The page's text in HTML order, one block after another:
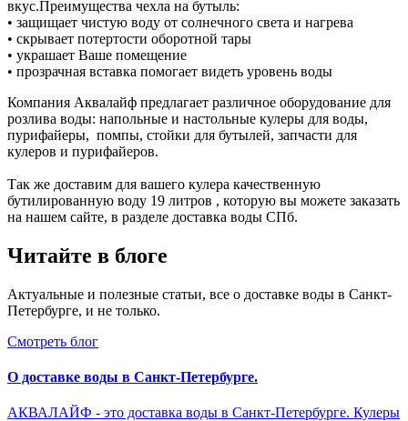
вкус.Преимущества чехла на бутыль:
• защищает чистую воду от солнечного света и нагрева
• скрывает потертости оборотной тары
• украшает Ваше помещение
• прозрачная вставка помогает видеть уровень воды
Компания Аквалайф предлагает различное оборудование для
розлива воды: напольные и настольные кулеры для воды,
пурифайеры, помпы, стойки для бутылей, запчасти для
кулеров и пурифайеров.
Так же доставим для вашего кулера качественную
бутилированную воду 19 литров , которую вы можете заказать
на нашем сайте, в разделе доставка воды СПб.
Читайте в блоге
Актуальные и полезные статьи, все о доставке воды в Санкт-
Петербурге, и не только.
Смотреть блог
О доставке воды в Санкт-Петербурге.
АКВАЛАЙФ - это доставка воды в Санкт-Петербурге. Кулеры